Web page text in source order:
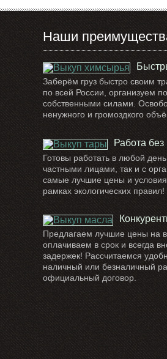
Наши
Заберём груз быстро своим
по всей России, организуем
собственными силами.
ненужного и громоздкого
Работа
Готовы работать в любой
частными лицами, так и с
самые лучшие цены и условия
рамках экологических правил!
Предлагаем лучшие цены на
оплачиваем в срок и всегда
задержек! Рассчитаемся
наличный или безналичный
официальный договор.